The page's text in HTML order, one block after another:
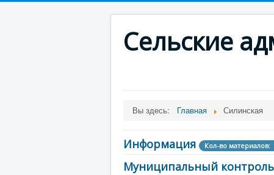
Сельские
Вы здесь: Главная Силинская
Информация Кол-во материалов:
Муниципальный контроль